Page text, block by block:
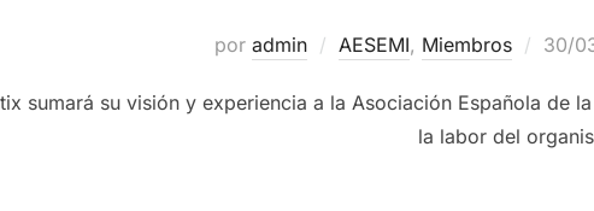
por admin AESEMI, Miembros 30/
sumará su visión y experiencia a la Asociación Española de
la labor del